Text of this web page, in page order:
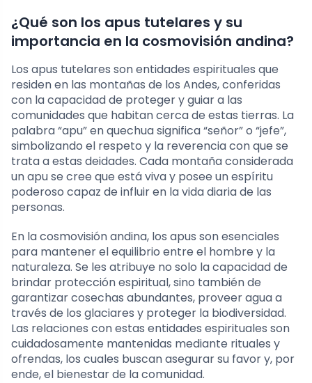
¿Qué son los apus tutelares y su
importancia en la cosmovisión andina?
Los apus tutelares son entidades espirituales que
residen en las montañas de los Andes, conferidas
con la capacidad de proteger y guiar a las
comunidades que habitan cerca de estas tierras. La
palabra “apu” en quechua significa “señor” o “jefe”,
simbolizando el respeto y la reverencia con que se
trata a estas deidades. Cada montaña considerada
un apu se cree que está viva y posee un espíritu
poderoso capaz de influir en la vida diaria de las
personas.
En la cosmovisión andina, los apus son esenciales
para mantener el equilibrio entre el hombre y la
naturaleza. Se les atribuye no solo la capacidad de
brindar protección espiritual, sino también de
garantizar cosechas abundantes, proveer agua a
través de los glaciares y proteger la biodiversidad.
Las relaciones con estas entidades espirituales son
cuidadosamente mantenidas mediante rituales y
ofrendas, los cuales buscan asegurar su favor y, por
ende, el bienestar de la comunidad.